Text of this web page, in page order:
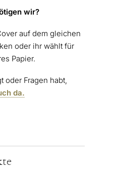
wir?
auf dem gleichen
oder ihr wählt für
Papier.
oder Fragen habt,
da.